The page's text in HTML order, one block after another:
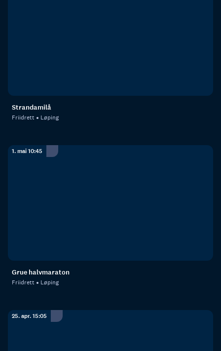
Strandamilå
Friidrett Løping
1. mai 10:45
Grue halvmaraton
Friidrett Løping
25. apr. 15:05